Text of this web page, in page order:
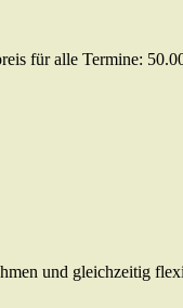
für alle Termine:
und gleichzeitig